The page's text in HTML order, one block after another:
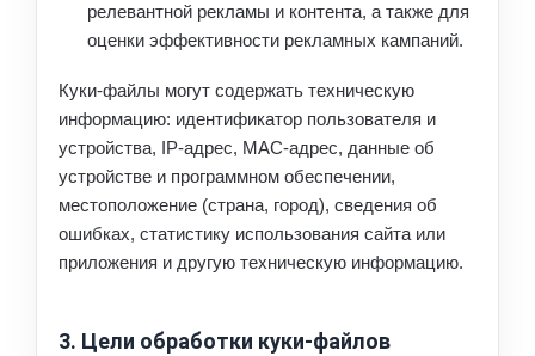
релевантной рекламы и контента, а также для
оценки эффективности рекламных кампаний.
Куки-файлы могут содержать техническую
информацию: идентификатор пользователя и
устройства, IP-адрес, MAC-адрес, данные об
устройстве и программном обеспечении,
местоположение (страна, город), сведения об
ошибках, статистику использования сайта или
приложения и другую техническую информацию.
3. Цели обработки куки-файлов